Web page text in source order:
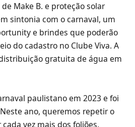
Make B. e proteção solar
sintonia com o carnaval, um
e brindes que poderão
do cadastro no Clube Viva. A
gratuita de água em
paulistano em 2023 e foi
ano, queremos repetir o
vez mais dos foliões,